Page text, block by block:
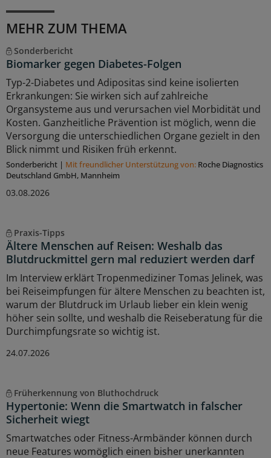
MEHR ZUM THEMA
Sonderbericht
Biomarker gegen Diabetes-Folgen
Typ-2-Diabetes und Adipositas sind keine isolierten
Erkrankungen: Sie wirken sich auf zahlreiche
Organsysteme aus und verursachen viel Morbidität und
Kosten. Ganzheitliche Prävention ist möglich, wenn die
Versorgung die unterschiedlichen Organe gezielt in den
Blick nimmt und Risiken früh erkennt.
Sonderbericht | Mit freundlicher Unterstützung von: Roche Diagnostics
Deutschland GmbH, Mannheim
03.08.2026
Praxis-Tipps
Ältere Menschen auf Reisen: Weshalb das
Blutdruckmittel gern mal reduziert werden darf
Im Interview erklärt Tropenmediziner Tomas Jelinek, was
bei Reiseimpfungen für ältere Menschen zu beachten ist,
warum der Blutdruck im Urlaub lieber ein klein wenig
höher sein sollte, und weshalb die Reiseberatung für die
Durchimpfungsrate so wichtig ist.
24.07.2026
Früherkennung von Bluthochdruck
Hypertonie: Wenn die Smartwatch in falscher
Sicherheit wiegt
Smartwatches oder Fitness-Armbänder können durch
neue Features womöglich einen bisher unerkannten